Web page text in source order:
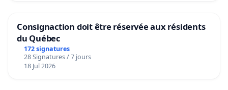
Consignaction doit être réservée aux résidents
du Québec
172 signatures
28 Signatures / 7 jours
18 Jul 2026